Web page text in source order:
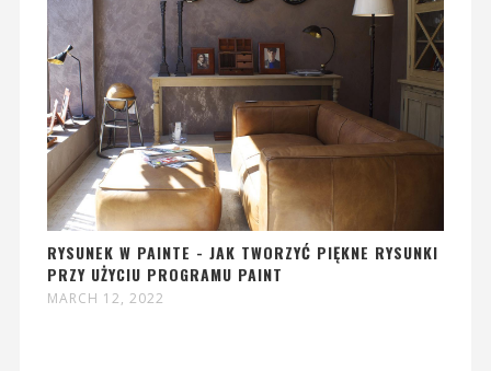
RYSUNEK W PAINTE - JAK TWORZYĆ PIĘKNE RYSUNKI
PRZY UŻYCIU PROGRAMU PAINT
MARCH 12, 2022